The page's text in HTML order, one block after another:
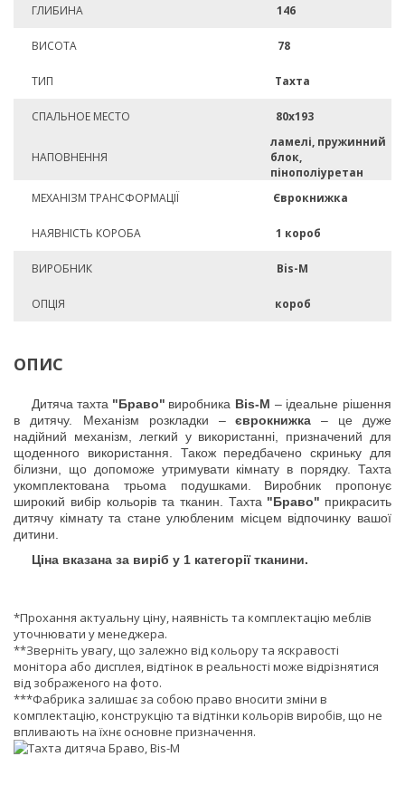
ГЛИБИНА 146
ВИСОТА 78
ТИП Тахта
СПАЛЬНОЕ МЕСТО 80х193
НАПОВНЕННЯ
ламелі, пружинний
блок,
пінополіуретан
МЕХАНІЗМ ТРАНСФОРМАЦІЇ
Єврокнижка
НАЯВНІСТЬ КОРОБА 1 короб
ВИРОБНИК Bis-M
ОПЦІЯ короб
ОПИС
Дитяча тахта "Браво" виробника Bis-M – ідеальне рішення
в дитячу. Механізм розкладки –
єврокнижка
– це дуже
надійний механізм, легкий у використанні, призначений для
щоденного використання. Також передбачено скриньку для
білизни, що допоможе утримувати кімнату в порядку. Тахта
укомплектована трьома подушками.
Виробник пропонує
широкий вибір кольорів та тканин. Тахта "Браво" прикрасить
дитячу кімнату та стане улюбленим місцем відпочинку вашої
дитини.
Ціна вказана за виріб у 1 категорії тканини.
*Прохання актуальну ціну, наявність та комплектацію меблів
уточнювати у менеджера.
**Зверніть увагу, що залежно від кольору та яскравості
монітора або дисплея, відтінок в реальності може відрізнятися
від зображеного на фото.
***Фабрика залишає за собою право вносити зміни в
комплектацію, конструкцію та відтінки кольорів виробів, що не
впливають на їхнє основне призначення.